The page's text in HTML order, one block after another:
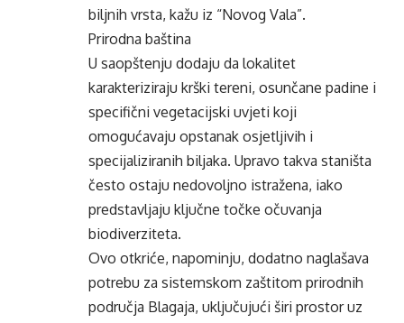
biljnih vrsta, kažu iz “Novog Vala”.
Prirodna baština
U saopštenju dodaju da lokalitet
karakteriziraju krški tereni, osunčane padine i
specifični vegetacijski uvjeti koji
omogućavaju opstanak osjetljivih i
specijaliziranih biljaka. Upravo takva staništa
često ostaju nedovoljno istražena, iako
predstavljaju ključne točke očuvanja
biodiverziteta.
Ovo otkriće, napominju, dodatno naglašava
potrebu za sistemskom zaštitom prirodnih
područja Blagaja, uključujući širi prostor uz